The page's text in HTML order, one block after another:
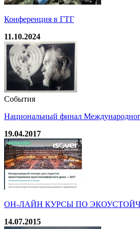
Конференция в ГТГ
11.10.2024
События
Национальный финал
19.04.2017
ОН-ЛАЙН КУРСЫ ПО
14.07.2015